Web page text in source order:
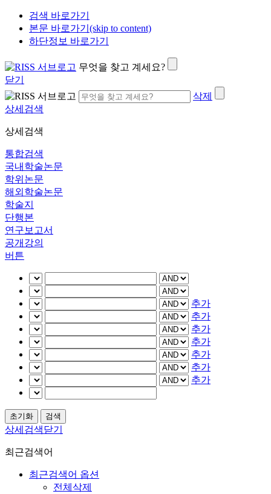
검색 바로가기
본문 바로가기(skip to content)
하단정보 바로가기
무엇을 찾고 계세요?
닫기
삭제
상세검색
상세검색
통합검색
국내학술논문
학위논문
해외학술논문
학술지
단행본
연구보고서
공개강의
버튼
추가
추가
추가
추가
추가
추가
추가
상세검색닫기
최근검색어
최근검색어 옵션
전체삭제